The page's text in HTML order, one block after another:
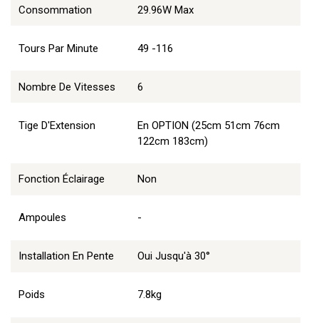
Consommation 29.96W Max
Tours Par Minute 49 -116
Nombre De Vitesses 6
Tige D'Extension
En OPTION (25cm 51cm 76cm
122cm 183cm)
Fonction Éclairage Non
Ampoules -
Installation En Pente Oui Jusqu'à 30°
Poids 7.8kg